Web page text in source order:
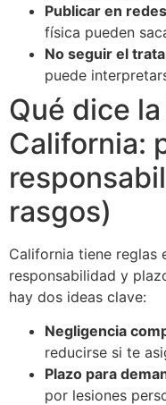
Publicar en
física pueden
No seguir el
puede
Qué dice
California:
rasgos)
California tiene reglas
responsabilidad y
hay dos ideas clave:
Negligencia
reducirse si te
Plazo para
por lesiones